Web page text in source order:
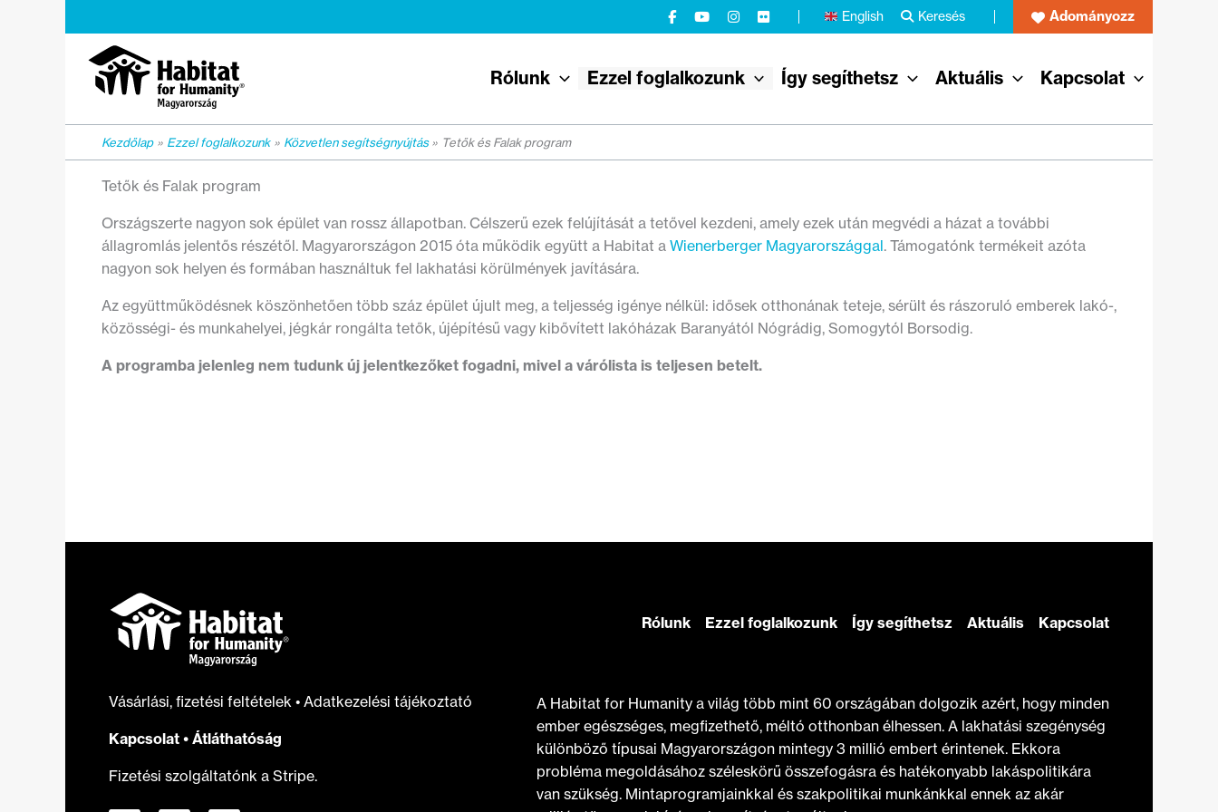
English Keresés Adományozz
Rólunk Ezzel foglalkozunk Így segíthetsz Aktuális Kapcsolat
Kezdőlap Ezzel foglalkozunk Közvetlen segítségnyújtás Tetők és Falak program
Tetők és Falak program
Országszerte nagyon sok épület van rossz állapotban. Célszerű ezek felújítását a tetővel kezdeni, amely ezek után megvédi a házat a további
állagromlás jelentős részétől. Magyarországon 2015 óta működik együtt a Habitat a Wienerberger Magyarországgal. Támogatónk termékeit azóta
nagyon sok helyen és formában használtuk fel lakhatási körülmények javítására.
Az együttműködésnek köszönhetően több száz épület újult meg, a teljesség igénye nélkül: idősek otthonának teteje, sérült és rászoruló emberek lakó-,
közösségi- és munkahelyei, jégkár rongálta tetők, újépítésű vagy kibővített lakóházak Baranyától Nógrádig, Somogytól Borsodig.
A programba jelenleg nem tudunk új jelentkezőket fogadni, mivel a várólista is teljesen betelt.
Vásárlási, fizetési feltételek • Adatkezelési tájékoztató
Kapcsolat • Átláthatóság
Fizetési szolgáltatónk a Stripe.
Rólunk Ezzel foglalkozunk Így segíthetsz Aktuális Kapcsolat
A Habitat for Humanity a világ több mint 60 országában dolgozik azért, hogy minden
ember egészséges, megfizethető, méltó otthonban élhessen. A lakhatási szegénység
különböző típusai Magyarországon mintegy 3 millió embert érintenek. Ekkora
probléma megoldásához széleskörű összefogásra és hatékonyabb lakáspolitikára
van szükség. Mintaprogramjainkkal és szakpolitikai munkánkkal ennek az akár